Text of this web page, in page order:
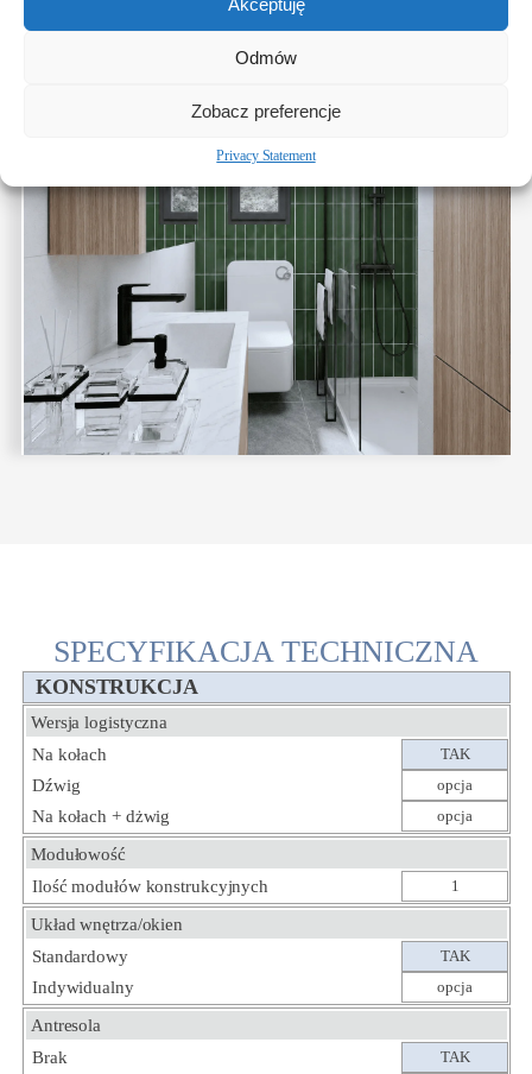
Odmów
Zobacz preferencje
Privacy Statement
SPECYFIKACJA TECHNICZNA
KONSTRUKCJA
Wersja logistyczna
Na kołach
TAK
Dźwig opcja
Na kołach + dżwig opcja
Modułowość
Ilość modułów konstrukcyjnych
1
Układ wnętrza/okien
Standardowy
TAK
Indywidualny opcja
Antresola
Brak
TAK